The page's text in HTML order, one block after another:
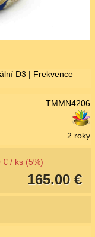
D3 | Frekvence
TMMN4206
2 roky
€ / ks (5%)
165.00 €